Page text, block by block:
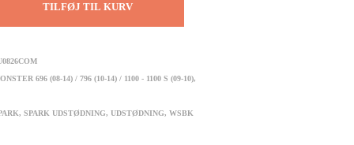
TILFØJ TIL KURV
696 (08-14) / 796 (10-14) / 1100 - 1100 S (09-10),
,SPARK UDSTØDNING,UDSTØDNING,WSBK